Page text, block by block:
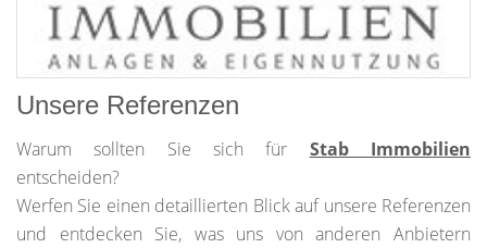
Unsere Referenzen
Warum sollten Sie sich für Stab Immobilien
entscheiden?
Werfen Sie einen detaillierten Blick auf unsere Referenzen
und entdecken Sie, was uns von anderen Anbietern